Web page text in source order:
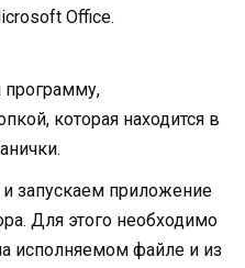
Office.
программу,
которая находится в
запускаем приложение
Для этого необходимо
исполняемом файле и из